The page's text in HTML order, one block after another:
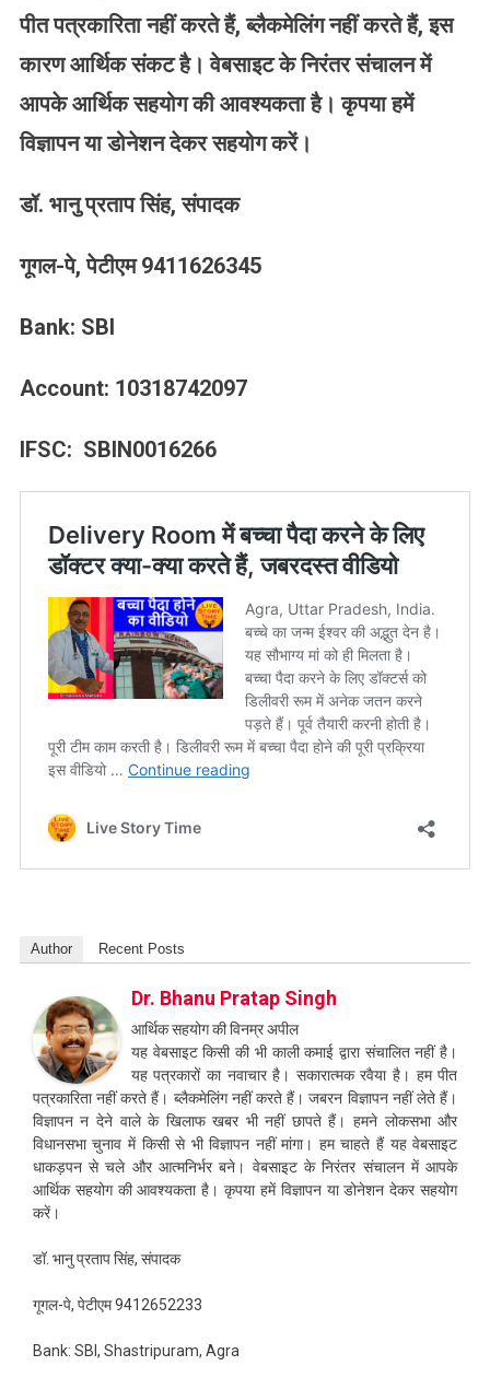
पीत पत्रकारिता नहीं करते हैं, ब्लैकमेलिंग नहीं करते हैं, इस
कारण आर्थिक संकट है। वेबसाइट के निरंतर संचालन में
आपके आर्थिक सहयोग की आवश्यकता है। कृपया हमें
विज्ञापन या डोनेशन देकर सहयोग करें।
डॉ. भानु प्रताप सिंह, संपादक
गूगल-पे, पेटीएम 9411626345
Bank: SBI
Account: 10318742097
IFSC: SBIN0016266
Author Recent Posts
Dr. Bhanu Pratap Singh
आर्थिक सहयोग की विनम्र अपील
यह वेबसाइट किसी की भी काली कमाई द्वारा संचालित नहीं है।
यह पत्रकारों का नवाचार है। सकारात्मक रवैया है। हम पीत
पत्रकारिता नहीं करते हैं। ब्लैकमेलिंग नहीं करते हैं। जबरन विज्ञापन नहीं लेते हैं।
विज्ञापन न देने वाले के खिलाफ खबर भी नहीं छापते हैं। हमने लोकसभा और
विधानसभा चुनाव में किसी से भी विज्ञापन नहीं मांगा। हम चाहते हैं यह वेबसाइट
धाकड़पन से चले और आत्मनिर्भर बने। वेबसाइट के निरंतर संचालन में आपके
आर्थिक सहयोग की आवश्यकता है। कृपया हमें विज्ञापन या डोनेशन देकर सहयोग
करें।
डॉ. भानु प्रताप सिंह, संपादक
गूगल-पे, पेटीएम 9412652233
Bank: SBI, Shastripuram, Agra